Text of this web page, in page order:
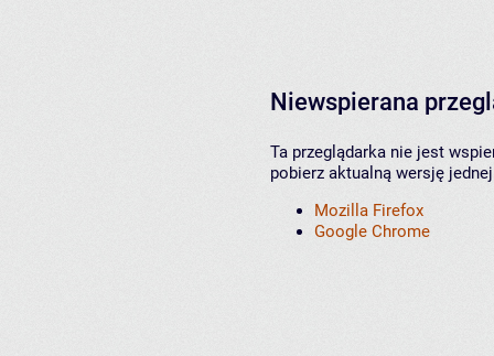
Niewspierana
Ta przeglądarka nie jest
pobierz aktualną wersję
Mozilla Firefox
Google Chrome